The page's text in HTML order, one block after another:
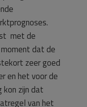
met de
dat de
zeer goed
en het voor de
kon zijn dat
van het